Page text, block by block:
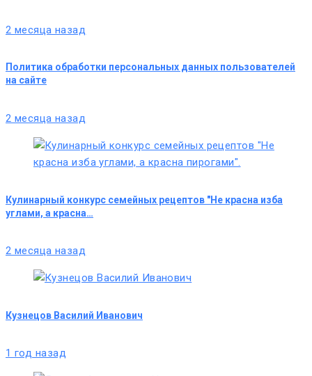
2 месяца назад
Политика обработки персональных данных пользователей
на сайте
2 месяца назад
Кулинарный конкурс семейных рецептов "Не красна изба
углами, а красна…
2 месяца назад
Кузнецов Василий Иванович
1 год назад